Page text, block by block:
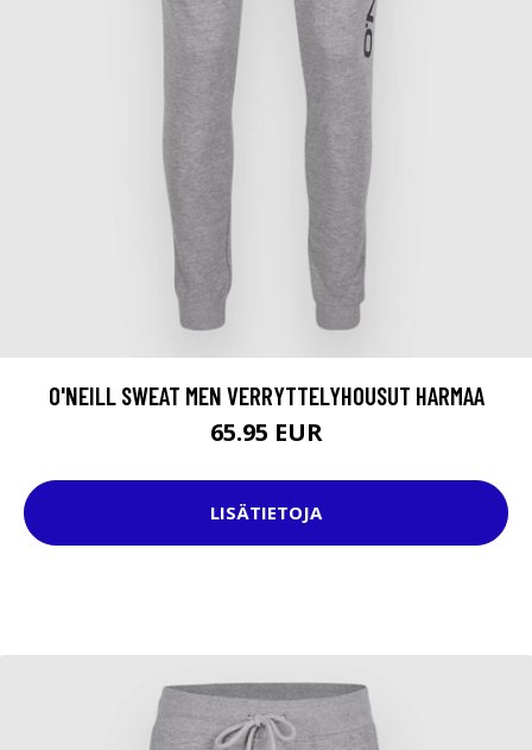
O'NEILL SWEAT MEN VERRYTTELYHOUSUT HARMAA
65.95 EUR
LISÄTIETOJA